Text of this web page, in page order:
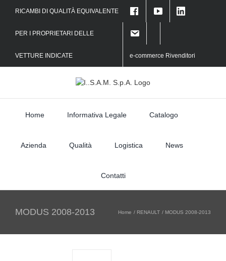
RICAMBI DI QUALITÀ EQUIVALENTE
PER I PROPRIETARI DELLE
VETTURE INDICATE e-commerce Rivenditori
Home Informativa Legale Catalogo
Azienda Qualità Logistica News
Contatti
MODUS 2008-2013 Home RENAULT MODUS 2008-2013